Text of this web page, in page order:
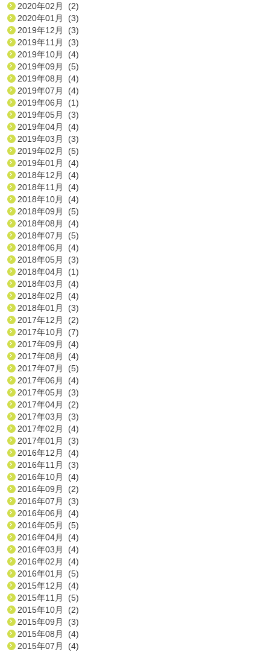
2020年02月 (2)
2020年01月 (3)
2019年12月 (3)
2019年11月 (3)
2019年10月 (4)
2019年09月 (5)
2019年08月 (4)
2019年07月 (4)
2019年06月 (1)
2019年05月 (3)
2019年04月 (4)
2019年03月 (3)
2019年02月 (5)
2019年01月 (4)
2018年12月 (4)
2018年11月 (4)
2018年10月 (4)
2018年09月 (5)
2018年08月 (4)
2018年07月 (5)
2018年06月 (4)
2018年05月 (3)
2018年04月 (1)
2018年03月 (4)
2018年02月 (4)
2018年01月 (3)
2017年12月 (2)
2017年10月 (7)
2017年09月 (4)
2017年08月 (4)
2017年07月 (5)
2017年06月 (4)
2017年05月 (3)
2017年04月 (2)
2017年03月 (3)
2017年02月 (4)
2017年01月 (3)
2016年12月 (4)
2016年11月 (3)
2016年10月 (4)
2016年09月 (2)
2016年07月 (3)
2016年06月 (4)
2016年05月 (5)
2016年04月 (4)
2016年03月 (4)
2016年02月 (4)
2016年01月 (5)
2015年12月 (4)
2015年11月 (5)
2015年10月 (2)
2015年09月 (3)
2015年08月 (4)
2015年07月 (4)